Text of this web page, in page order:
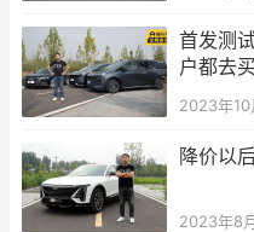
首发测
户都去
2023年10
降价以
2023年8